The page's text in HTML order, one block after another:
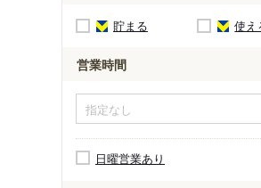
貯まる 使え
営業時間
日曜営業あり